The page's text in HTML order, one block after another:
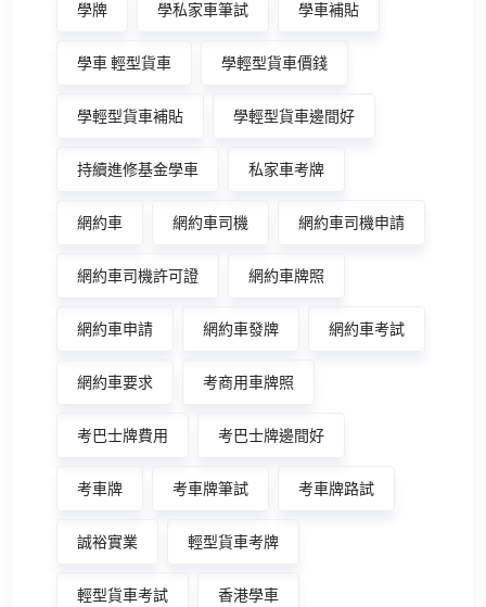
學牌 學私家車筆試 學車補貼
學車 輕型貨車 學輕型貨車價錢
學輕型貨車補貼 學輕型貨車邊間好
持續進修基金學車 私家車考牌
網約車 網約車司機 網約車司機申請
網約車司機許可證 網約車牌照
網約車申請 網約車發牌 網約車考試
網約車要求 考商用車牌照
考巴士牌費用 考巴士牌邊間好
考車牌 考車牌筆試 考車牌路試
誠裕實業 輕型貨車考牌
輕型貨車考試 香港學車